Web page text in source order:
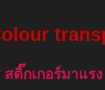
สติ๊กเกอร์มาแร